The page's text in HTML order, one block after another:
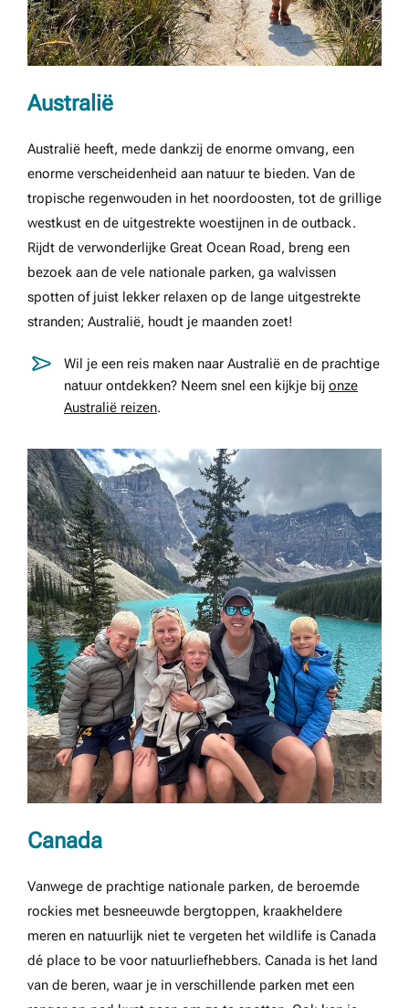
Australië
Australië heeft, mede dankzij de enorme omvang, een
enorme verscheidenheid aan natuur te bieden. Van de
tropische regenwouden in het noordoosten, tot de grillige
westkust en de uitgestrekte woestijnen in de outback.
Rijdt de verwonderlijke Great Ocean Road, breng een
bezoek aan de vele nationale parken, ga walvissen
spotten of juist lekker relaxen op de lange uitgestrekte
stranden; Australië, houdt je maanden zoet!
Wil je een reis maken naar Australië en de prachtige
natuur ontdekken? Neem snel een kijkje bij onze
Australië reizen.
Canada
Vanwege de prachtige nationale parken, de beroemde
rockies met besneeuwde bergtoppen, kraakheldere
meren en natuurlijk niet te vergeten het wildlife is Canada
dé place to be voor natuurliefhebbers. Canada is het land
van de beren, waar je in verschillende parken met een